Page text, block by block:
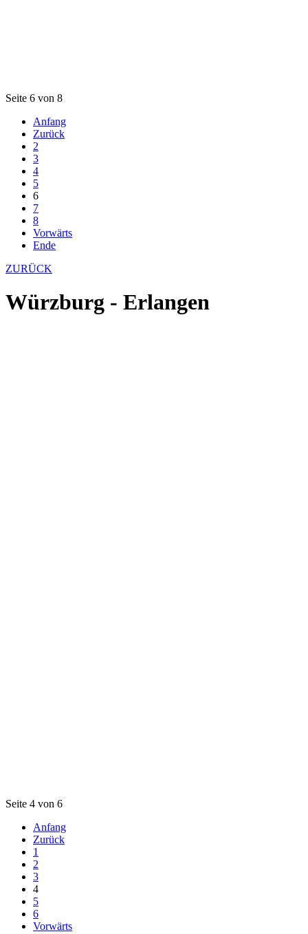
Seite 6 von 8
Anfang
Zurück
2
3
4
5
6
7
8
Vorwärts
Ende
ZURÜCK
Würzburg - Erlangen
Seite 4 von 6
Anfang
Zurück
1
2
3
4
5
6
Vorwärts